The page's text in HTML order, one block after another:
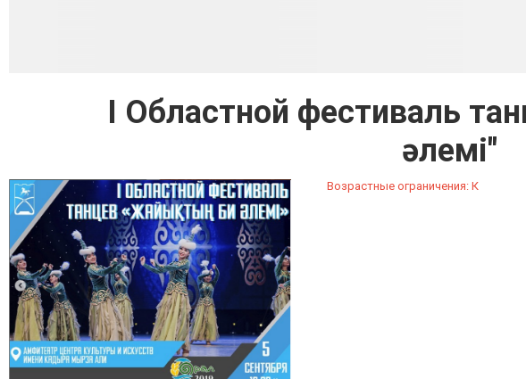
I Областной фестиваль
әлемі"
Возрастные ограничения: К